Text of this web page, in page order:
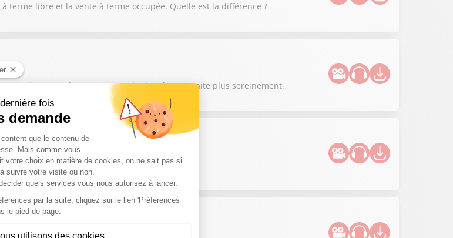
terme libre et la vente à terme occupée. Quelle est la différence ?
qui peuvent leur permettre de vivre leur retraite plus sereinement.
logement ? Une solution encore méconnue !